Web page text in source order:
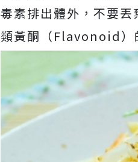
毒素排出體外，不要
類黃酮（Flavonoid）